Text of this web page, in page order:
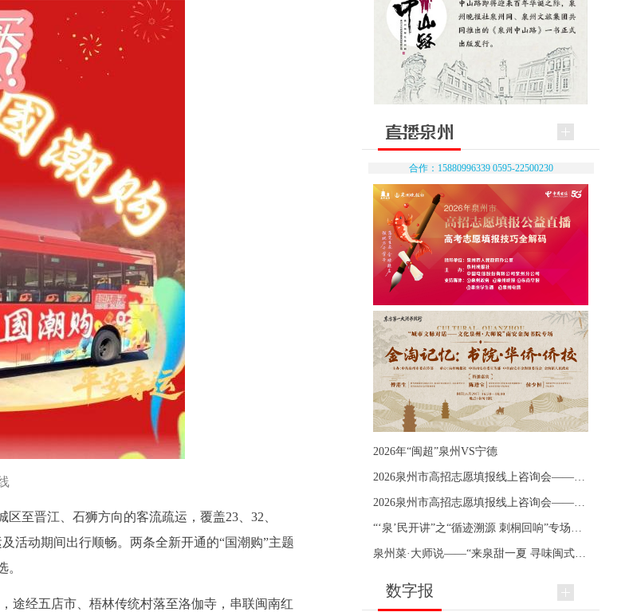
至晋江、石狮方向的客流疏运，覆盖23、32、
活动期间出行顺畅。两条全新开通的“国潮购”主题
。
途经五店市、梧林传统村落至洛伽寺，串联闽南红
合作：15880996339 0595-22500230
2026年“闽超”泉州VS宁德
数字报